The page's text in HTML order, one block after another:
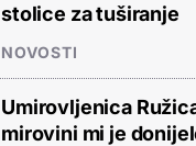
stolice za tuširanje
NOVOSTI
Umirovljenica
mirovini mi je